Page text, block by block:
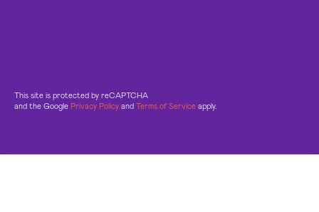
This site is protected by reCAPTCHA
and the Google Privacy Policy and Terms of Service apply.